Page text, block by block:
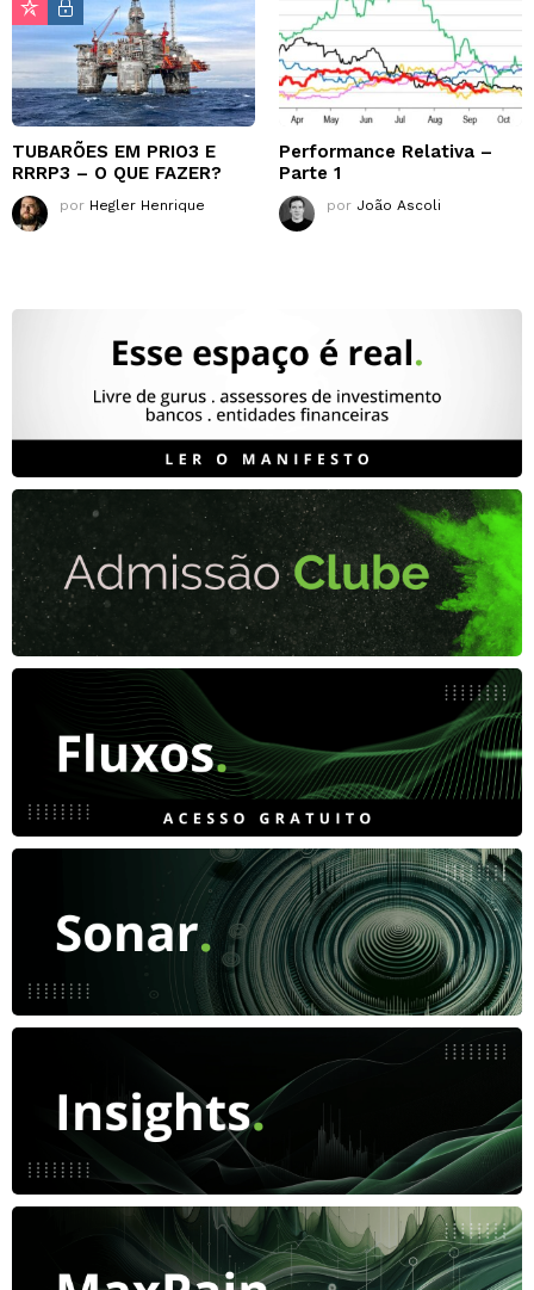
TUBARÕES EM PRIO3 E
RRRP3 – O QUE FAZER?
por Hegler Henrique
Performance Relativa –
Parte 1
por João Ascoli